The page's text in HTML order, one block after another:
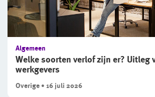
Welke soorten verlof zijn er? Uitleg
werkgevers
Algemeen
Overige • 16 juli 2026